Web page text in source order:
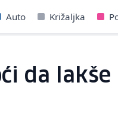
Auto Križaljka
da